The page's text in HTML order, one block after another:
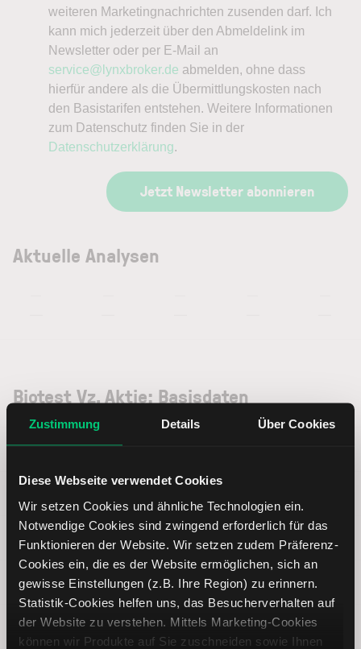
Zustimmung Details Über Cookies
Diese Webseite verwendet Cookies
Wir setzen Cookies und ähnliche Technologien ein.
Notwendige Cookies sind zwingend erforderlich für das
Funktionieren der Website. Wir setzen zudem Präferenz-
Cookies ein, die es der Website ermöglichen, sich an
gewisse Einstellungen (z.B. Ihre Region) zu erinnern.
Statistik-Cookies helfen uns, das Besucherverhalten auf
der Website zu verstehen. Mittels Marketing-Cookies
können wir Produkte auf Sie zuschneiden sowie Ihnen
weiteren Marketingnachrichten zusenden darf. Ich
kann mich jederzeit über den Abmeldelink im
Newsletter oder per E-Mail an
service@lynxbroker.de abmelden, ohne dass
hierfür andere als die Übermittlungskosten nach
den Basistarifen entstehen. Weitere Informationen
zum Datenschutz finden Sie in der
Datenschutzerklärung.
Jetzt Newsletter abonnieren
Aktuelle Analysen
Biotest Vz. Aktie: Basisdaten
ISIN
Typ Aktie
Währung EUR
Land Deutschland